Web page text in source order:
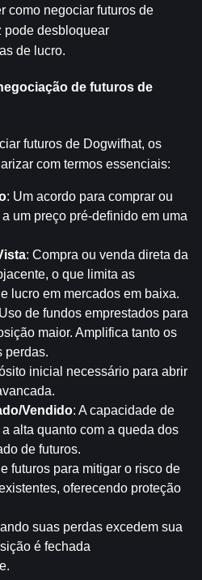
como negociar futuros de
pode desbloquear
de lucro.
de futuros de
futuros de Dogwifhat, os
com termos essenciais:
: Um acordo para comprar ou
um preço pré-definido em uma
: Compra ou venda direta da
o que limita as
lucro em mercados em baixa.
de fundos emprestados para
maior. Amplifica tanto os
perdas.
inicial necessário para abrir
Vendido: A capacidade de
a alta quanto com a queda dos
de futuros.
futuros para mitigar o risco de
oferecendo proteção
suas perdas excedem sua
é fechada